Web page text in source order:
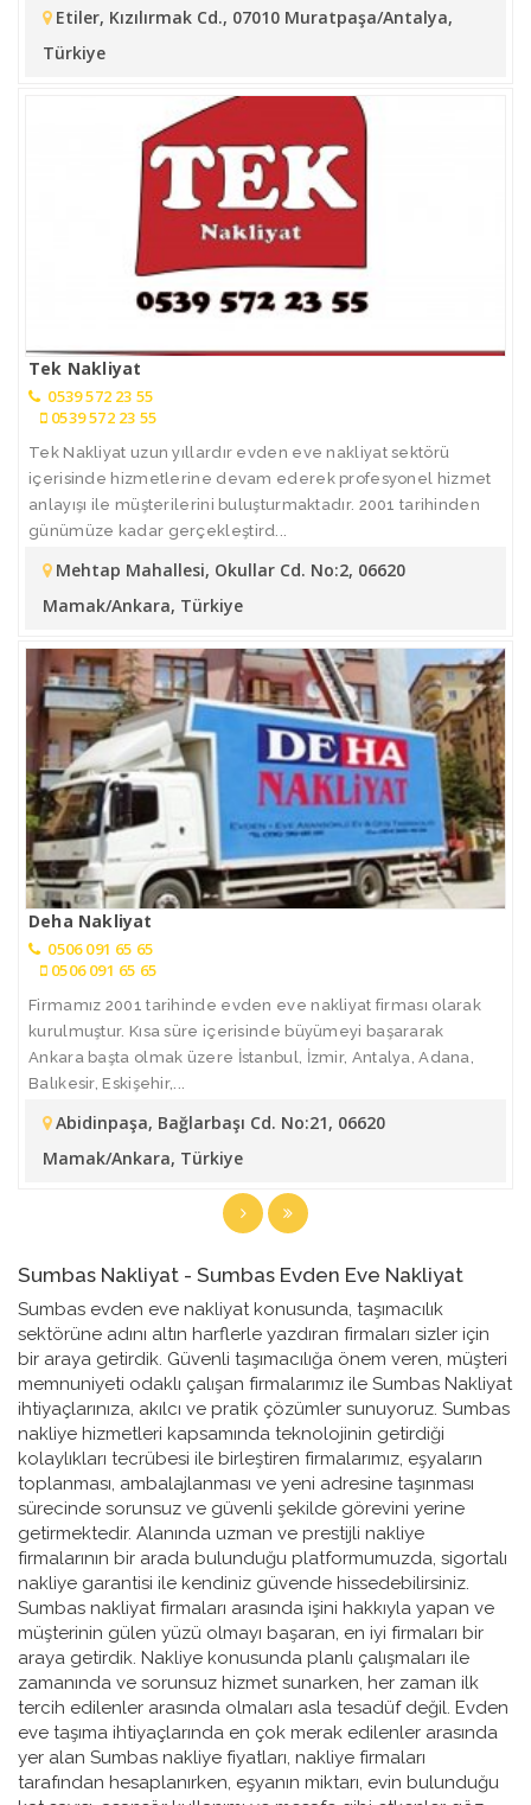
Etiler, Kızılırmak Cd., 07010 Muratpaşa/Antalya,
Türkiye
Tek Nakliyat
0539 572 23 55
0539 572 23 55
Tek Nakliyat uzun yıllardır evden eve nakliyat sektörü
içerisinde hizmetlerine devam ederek profesyonel hizmet
anlayışı ile müşterilerini buluşturmaktadır. 2001 tarihinden
günümüze kadar gerçekleştird...
Mehtap Mahallesi, Okullar Cd. No:2, 06620
Mamak/Ankara, Türkiye
Deha Nakliyat
0506 091 65 65
0506 091 65 65
Firmamız 2001 tarihinde evden eve nakliyat firması olarak
kurulmuştur. Kısa süre içerisinde büyümeyi başararak
Ankara başta olmak üzere İstanbul, İzmir, Antalya, Adana,
Balıkesir, Eskişehir,...
Abidinpaşa, Bağlarbaşı Cd. No:21, 06620
Mamak/Ankara, Türkiye
Sumbas Nakliyat - Sumbas Evden Eve Nakliyat
Sumbas evden eve nakliyat konusunda, taşımacılık sektörüne adını altın harflerle yazdıran firmaları sizler için bir araya getirdik. Güvenli taşımacılığa önem veren, müşteri memnuniyeti odaklı çalışan firmalarımız ile Sumbas Nakliyat ihtiyaçlarınıza, akılcı ve pratik çözümler sunuyoruz. Sumbas nakliye hizmetleri kapsamında teknolojinin getirdiği kolaylıkları tecrübesi ile birleştiren firmalarımız, eşyaların toplanması, ambalajlanması ve yeni adresine taşınması sürecinde sorunsuz ve güvenli şekilde görevini yerine getirmektedir. Alanında uzman ve prestijli nakliye firmalarının bir arada bulunduğu platformumuzda, sigortalı nakliye garantisi ile kendiniz güvende hissedebilirsiniz. Sumbas nakliyat firmaları arasında işini hakkıyla yapan ve müşterinin gülen yüzü olmayı başaran, en iyi firmaları bir araya getirdik. Nakliye konusunda planlı çalışmaları ile zamanında ve sorunsuz hizmet sunarken, her zaman ilk tercih edilenler arasında olmaları asla tesadüf değil. Evden eve taşıma ihtiyaçlarında en çok merak edilenler arasında yer alan Sumbas nakliye fiyatları, nakliye firmaları tarafından hesaplanırken, eşyanın miktarı, evin bulunduğu kat sayısı, asansör kullanımı ve mesafe gibi etkenler göz önünde bulundurulmaktadır. Bu konuda piyasada yer alan diğer firmalara nazaran, kaliteli hizmeti uygun fiyata alma ayrıcalığını bünyemizdeki firmalar aracılığı ile yaşayabilirsiniz. Sumbas nakliyecileri arasında, profesyonel taşımacılık yapan, en iyi evden eve nakliyat firmalarının yer aldığı platformumuzda, sizler de kaliteli hizmeti güven içerisinde alabilirsiniz. Her zaman müşteri memnuniyeti odaklı çalışan firmalarımız ile stresten uzak, keyifli bir nakliye süreci sizleri bekliyor. Sumbas Ev Taşıma - Sumbas Ev ve Eşya Taşıma Fiyatları Hayatın belli dönemlerinde ihtiyaç duyulan ev taşıma sürecinde, herkesin ortak düşüncesi, eşyaların hasar görmeden nakliyesinin gerçekleştirilmesidir. İster kiracı olsun isterse ev sahibi, insanlar hayatında en az bir kere ev taşıma heyecanını ve zorluğunu yaşarlar. Oldukça stresli olan bu süreç uzman kişiler tarafından gerçekleştiriliyor olsa da bir takım kurallara uyulmadığı takdirde sorunlar ile karşılaşılması söz konusu olmaktadır. Sumbas ev taşıma süreci genellikle karayolu ile tecrübeli personeller tarafından gerçekleştirilmektedir. Paketleme ve yükleme işleminin gerçekleştirilmesi sonrasında istenilen adrese eşyalar teslim edilir. Anlatırken çok basit gibi gelen bu işlem öncesinde eşyalarınızın hasar görmemesi ve güvenli nakliyat için sıkı bir ön araştırma yapmanız gerekmektedir. Ev ve eşya taşıma hizmeti alırken dikkat etmeniz gereken hususları öğrendikten sonra bu konuda daha doğru kararlar alabilirsiniz. Kaliteli ambalaj kullanılmalıdır Sumbas eşya taşıma sürecinde eşyalarınızın olası zararlardan korunarak araçlara yüklenmesi ve bir sonraki adresinize taşınması sırasında hasardan korunması adına ambalajların kaliteli olması gerekmektedir. Dayanıklı ambalaj kullanılmaması durumunda, evden eve taşımacılık esnasında sürtünme çarpma gibi durumlar nedeni ile eşyalar hasar görmektedir. Ancak maliyetten kaçan bazı firmalar, ambalaj konusunda kalitesiz olanları kullanabilmektedir. Kimileri ise hiç ambalaj kullanmamaktadır. Eşyalarınızın taşınması sırasında kolileme ve ambalaj malzemeleri ile hizmet verildiğinden emin olun. Taşıma ekibinin eşyalarınızı ambalajlayarak taşımasını sağlayarak, eşyalarınızın hasarsız şekilde adresinize ulaşmasını sağlayabilirsiniz. Uygun koli kullanımı ve sınıflandırma Sumbas taşımacılık şirketleri arasında onlarcası kendi çapında nakliye hizmeti vermektedir. Bu konuda her zaman için eşyalarınızın güvenliğiniz göz önünde bulundurarak hareket etmelisiniz. Eşyaların kolilere yerleştirilerek taşınması da bir diğer husustur. Kolilere koyulan eşyaların ağırlığı çok olmamalı, kutu içerisine sığacak şekilde paketlenmelidir. Normalden fazla eşya koyulması halinde, yırtılmalar meydana gelecektir. Fazla koliden kaçmak için çok ağır koliler hazırlamak doğru değildir. Diğer yandan kolilerin içerisine yerleştirilen eşyalar sınıflandırılmalıdır. Oda oda malzeme kolilenmelidir. Ve kolilerin üzerine içerisinde ne olduğu yazıldığında daha kolay yerleştirmenize olanak sağlanmaktadır. Sumbas Şehir İçi Nakliyat - Şehir İçi Evden Eve Nakliyat Firmaları ve Fiyatları Sumbas şehir içi nakliyat hizmeti alırken bir takım hususlara dikkat ettiğinizde, eşyalarınız hasarsız şekilde yeni adresinize taşınacaktır. Bu konuda müşterilerimize en iyi hizmeti vermeyi planlayarak Sumbas ilinin en kaliteli ve önde gelen nakliye firmalarını bir araya getirdik. Eşyalar taşınırken hasar görmesini istememenin sebepleri arasında yalnızca maddiyat değil aynı zamanda yılların hatırası ve manevi değeri olması da yer alıyor. Bunun bilincinde olan firmalara eşyalarınızı teslim ettiğinizde ne eşyanız ne de hatıralarınıza zarar gelmesi mümkün olmaz. İşte biz de tam olarak bunun için buradayız. Ve sizleri güvenilir gönül rahatlığı ile Sumbas şehir içi taşıma ihtiyaçlarınıza çözüm bulmanızda aracı oluyoruz. Taşınması gereken eşya miktarı ve taşınacak adres neresi olursa olsun, her zaman ve her koşulda kaliteli hizmeti müşterilerine sunan Sumbas şehir içi nakliyat firmaları arasından dilediğinizi tercih ederek gönül rahatlığı ile eşyalarınızı teslim edebilirsiniz. Alnında uzman ve donanımlı ekibi ile Sumbas şehir içi yük taşıma hizmeti veren bu firmalar teknolojinin sunduğu yenilikler ile nakliye ihtiyaçlarınıza akılcı ve pratik çözümler sunmaktadırlar. Ev taşıma sürecinde uzman ve deneyimli olarak hizmet veren Sumbas şehir içi nakliyeciler donanımlı araçları, korunaklı ambalajları ve profesyonel ekibi ile hizmet vermektedirler. Bu nedenle şehir içi nakliye konusunda eşyalarınıza zarar vermeden hasarsız olarak yeni adresine ulaşmasını sağlamaktadırlar. Planlı nakliye süreci hazırlayarak, eşyalarınız anlaşılan saatte evinizden toplanıp yüklenerek, yine anlaşılan saatte yeni adresinize teslim edilir. Sumbas şehir içi nakliye fiyatları taşınması istenen eşyaların miktarına, kat sayısına, asansör kullanılıp kullanılmamasına ve taşınacak mesafeye göre farklılık göstermektedir. Nakliye esnasında taşıma hizmetinin niteliğine göre fiyat belirlenmektedir. Sizler de bu konu hakkında bilgi almak istediğinizde gerekli fiyatlandırma, bu şekilde yapılacaktır. Sumbas Asansörlü Nakliyat - Asansörlü Taşımacılık Firmaları Fiyatları Sumbas asansörlü nakliyat ile eşyalarınızın zarar görmeden yeni adresinize taşınması için titiz ve güvenli çalışmalar gerçekleştirilmektedir. Özellikle dar merdiven daireleri, büyük siteler ve yüksek katlarda eşyaların taşınırken hasar görme riski, Sumbas asansörlü taşımacılık ile ortadan kalkmaktadır. Eşyaların hızlı ve güvenli taşınmasını sağlayan bu sistem, hem iş gücünden hem de zamandan tasarruf sağlamaktadır. Peki, asansörlü nakliye nasıl yapılır? Dilerseniz bu sorunun yanıtına geçelim. Sumbas asansörlü eşya taşıma hizmeti, oldukça zor ve itina gerektirip, evden eve nakliyat konusunda, başarılı sonuç almanızı sağlamaktadır. Az önce de söylediğimiz gibi, genellikle yüksek katlı binalar ve dar merdiven daireleri için kolaylık sağlamaktadır. Eşyaların en kısa zaman sürede taşınması için tercih edilen asansörlü nakliyede, öncelikle uygun araç hazırlanır. Asansörlü araçlar, teknolojinin son ürünleri arasından tercih edilir ve metrelerce yüksekliğe erişen merdivenli sistemlere sahiptir. Sumbas asansörlü nakliyat firmaları bünyesinde çalışan uzman personel ile eşyalar, asansör sistemine dikkatlice yerleştirilir. Daha sonra eşyalarınızın taşınacağı kata kadar, palet sistemindeki merdiven uzatılır. Genellikle, paletin yerleştirilmesi için, evin balkonu, penceresi ya da terası tercih edilir. Buraya yerleştirilen palet üzerindeki eşyalar, itina ile hasar görmeden evinize taşınır. Böylece eşyalarınız hem pratik hem de kısa sürede yeni evinize taşınır. Sumbas asansörlü taşımacılık fiyatları kat yüksekliğine göre değişmektedir. Kat sayısı yükseldikçe fiyat da artmaktadır. Bunun nedeni ise, asansör kullanımındaki yakıt giderleridir. Konu hakkında detaylı bilgi almak ve aklınızdaki soru işaretlerini gidermek için bizimle iletişime geçmeniz yeterli olacaktır. Sumbas Şehirler Arası Nakliyat - İlden İle Şehirler Arası Taşımacılık Fiyatları Sumbas şehirler arası nakliyat seçenekleri arasında onlarca isim yer alıyor. Ancak insanlar eşyalarını gönül rahatlığı ile teslim edebilecekleri kaliteli hizmet veren firmalar ile çalışmayı tercih ediyor. Bu nedenle referansları çok olan ve müşteri memnuniyetini esas alarak çalışan nakliye firmaları daha çok tercih ediliyor. Platformumuzda Sumbas şehirler arası taşımacılık sektörüne adını altın harfler ile yazdıran firmaları bir araya getirdik. Şehirlerarası nakliye sektöründe uzman kadro ve donanımlı araçları ile hizmet veren firmalar ile eşyalarınız taşınırken arkanıza yaslanıp sürecin keyfini çıkaracaksınız. Herhangi bir nedenden dolayı eşyalarınızın taşınması oldukça zorlu bir süreçtir. Emek verip alın teri ile alınan eşyaların deneyimli ve alanında uzman nakliye firması ile taşınmasını istemeniz gayet doğal. Bu konuda kafanızdaki soru işretlerini ortadan kaldıracak, yılların vermiş olduğu tecrübe ile hizmet veren firmaları sizler için bir araya getirdik. Sumbas ilden ile nakliyat ihtiyaçlarınıza akılcı ve pratik çözümler sunarken, sigortalı taşımacılık güvencesinden de yararlanmanızı sağlamaktadırlar. Nakliye sürecinde yaşayacağınız taşınma stresini en aza indirmek, konforlu ve sorunsuz nakliye sürecini tamamlamanız için özel fırsatları bu firmalar arasında bulabilirsiniz. Sumbas şehir dışı nakliyat titizlik ve planlı yapılması gereken bir iştir. Uzun mesafede eşyaların güven içerisinde yeni adreslerine taşınabilmesi için profesyonel bir çalışma gerektirir. Eşyalarınızın toplanmasından, paketlenip araca yerleştirilmesi ve yeni adresiniz için yola çıkmasına kadar her bir detay nakliye firması tarafından hesap edilmelidir. Bunun yanında, nakliye esnasında eşyalarınıza zarar gelmemesi adına sigortalı taşımacılık yapılmalıdır. Platformumuzda yer alan nakliye firmaları, sektörün en güv